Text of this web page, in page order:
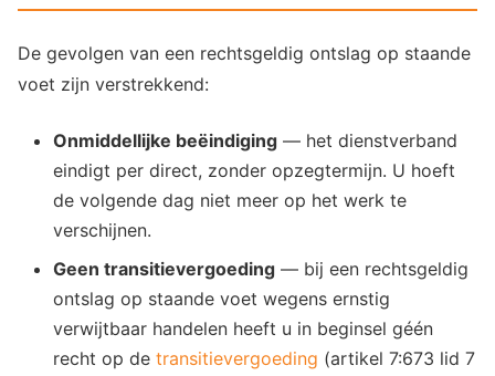
De gevolgen van een rechtsgeldig ontslag op staande
voet zijn verstrekkend:
Onmiddellijke beëindiging — het dienstverband
eindigt per direct, zonder opzegtermijn. U hoeft
de volgende dag niet meer op het werk te
verschijnen.
Geen transitievergoeding — bij een rechtsgeldig
ontslag op staande voet wegens ernstig
verwijtbaar handelen heeft u in beginsel géén
recht op de transitievergoeding (artikel 7:673 lid 7